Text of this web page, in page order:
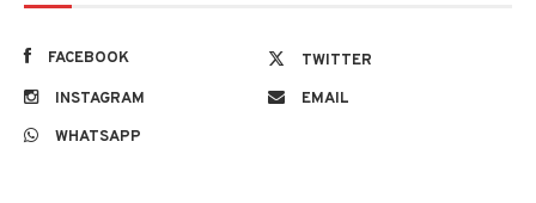
FACEBOOK
TWITTER
INSTAGRAM
EMAIL
WHATSAPP